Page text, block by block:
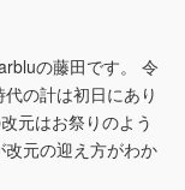
の藤田です。 令
の計は初日にあり
元はお祭りのよう
元の迎え方がわか